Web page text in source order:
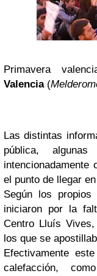
Primavera
Valencia(
Las distintas
pública,
intencionadamente
el punto de llegar
Según los
iniciaron por la
Centro Lluís
los que se
Efectivamente
calefacción,